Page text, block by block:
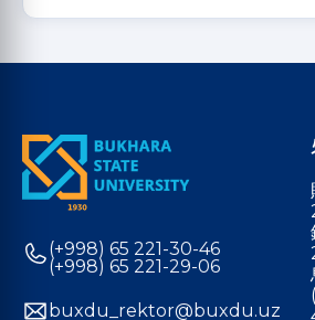
(+998) 65 221-30-46
(+998) 65 221-29-06
buxdu_rektor@buxdu.uz